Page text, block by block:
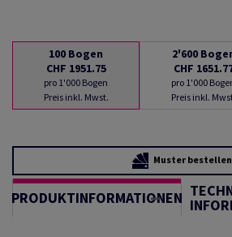
100 Bogen
CHF 1951.75
pro 1'000 Bogen
Preis inkl. Mwst.
2'600
CHF
pro 1'000
Preis inkl.
Muster bestellen
PRODUKTINFORMATIONEN